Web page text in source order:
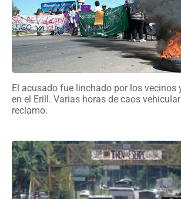
El acusado fue linchado por los vecinos
en el Erill. Varias horas de caos
reclamo.